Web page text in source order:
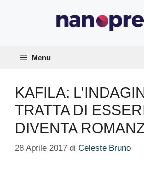
Menu
KAFILA:
TRATTA DI
DIVENTA
28 Aprile 2017 di Celeste Bruno